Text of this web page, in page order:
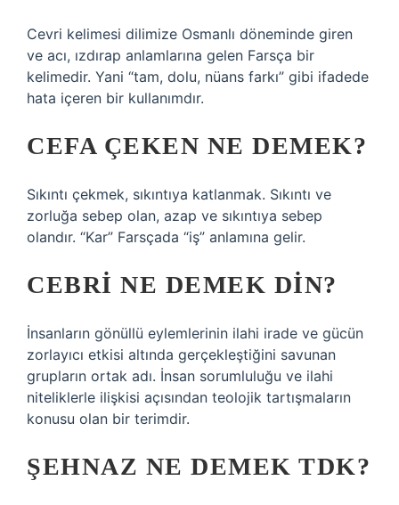
Cevri kelimesi dilimize Osmanlı döneminde giren
ve acı, ızdırap anlamlarına gelen Farsça bir
kelimedir. Yani “tam, dolu, nüans farkı” gibi ifadede
hata içeren bir kullanımdır.
CEFA ÇEKEN NE DEMEK?
Sıkıntı çekmek, sıkıntıya katlanmak. Sıkıntı ve
zorluğa sebep olan, azap ve sıkıntıya sebep
olandır. “Kar” Farsçada “iş” anlamına gelir.
CEBRI NE DEMEK DIN?
İnsanların gönüllü eylemlerinin ilahi irade ve gücün
zorlayıcı etkisi altında gerçekleştiğini savunan
grupların ortak adı. İnsan sorumluluğu ve ilahi
niteliklerle ilişkisi açısından teolojik tartışmaların
konusu olan bir terimdir.
ŞEHNAZ NE DEMEK TDK?